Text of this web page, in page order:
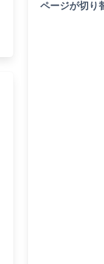
ページが切り